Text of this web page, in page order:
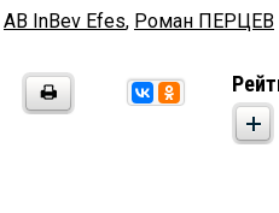
AB InBev Efes, Роман ПЕРЦЕВ